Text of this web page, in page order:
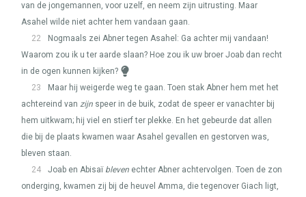
van de jongemannen, voor uzelf, en neem zijn uitrusting. Maar
Asahel wilde niet achter hem vandaan gaan.
22
Nogmaals zei Abner tegen Asahel: Ga achter mij vandaan!
Waarom zou ik u ter aarde slaan? Hoe zou ik uw broer Joab dan recht
in de ogen kunnen kijken?
23
Maar hij weigerde weg te gaan. Toen stak Abner hem met het
achtereind van zijn speer in de buik, zodat de speer er vanachter bij
hem uitkwam; hij viel en stierf ter plekke. En het gebeurde dat allen
die bij de plaats kwamen waar Asahel gevallen en gestorven was,
bleven staan.
24
Joab en Abisaï bleven echter Abner achtervolgen. Toen de zon
onderging, kwamen zij bij de heuvel Amma, die tegenover Giach ligt,